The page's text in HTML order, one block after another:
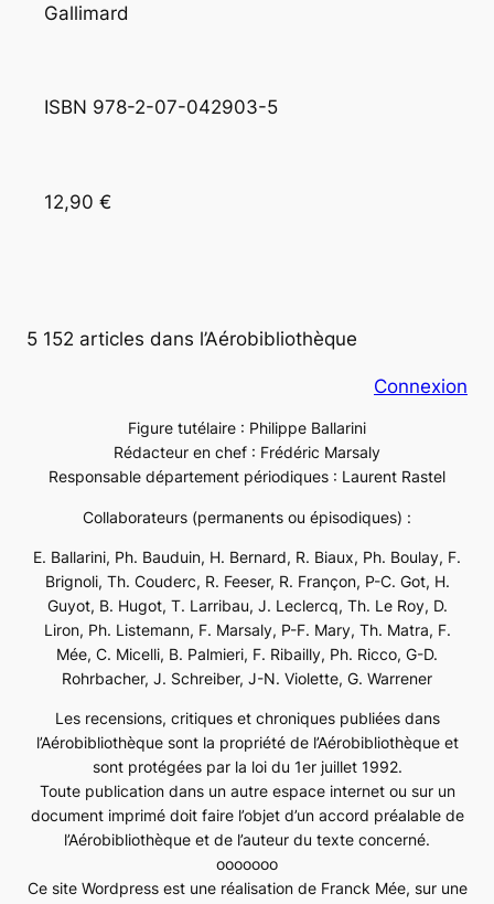
Gallimard
ISBN 978-2-07-042903-5
12,90 €
5 152 articles dans l’Aérobibliothèque
Connexion
Figure tutélaire : Philippe Ballarini
Rédacteur en chef : Frédéric Marsaly
Responsable département périodiques : Laurent Rastel
Collaborateurs (permanents ou épisodiques) :
E. Ballarini, Ph. Bauduin, H. Bernard, R. Biaux, Ph. Boulay, F.
Brignoli, Th. Couderc, R. Feeser, R. Françon, P-C. Got, H.
Guyot, B. Hugot, T. Larribau, J. Leclercq, Th. Le Roy, D.
Liron, Ph. Listemann, F. Marsaly, P-F. Mary, Th. Matra, F.
Mée, C. Micelli, B. Palmieri, F. Ribailly, Ph. Ricco, G-D.
Rohrbacher, J. Schreiber, J-N. Violette, G. Warrener
Les recensions, critiques et chroniques publiées dans
l’Aérobibliothèque sont la propriété de l’Aérobibliothèque et
sont protégées par la loi du 1er juillet 1992.
Toute publication dans un autre espace internet ou sur un
document imprimé doit faire l’objet d’un accord préalable de
l’Aérobibliothèque et de l’auteur du texte concerné.
ooooooo
Ce site Wordpress est une réalisation de Franck Mée, sur une